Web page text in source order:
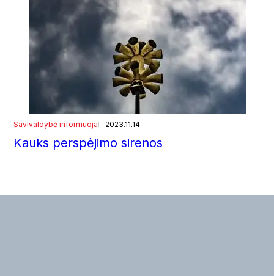
Savivaldybė informuoja 2023.11.14
Kauks perspėjimo sirenos